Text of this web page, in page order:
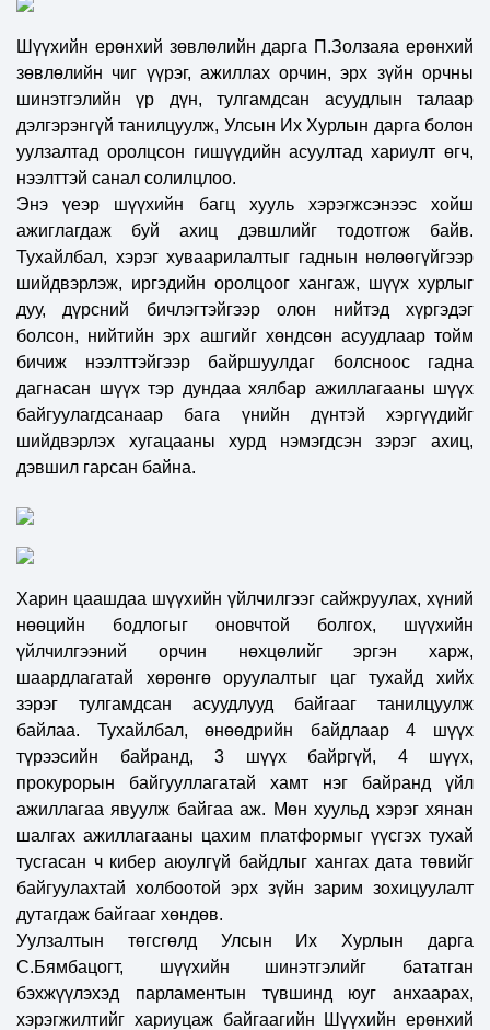
Шүүхийн ерөнхий зөвлөлийн дарга П.Золзаяа ерөнхий
зөвлөлийн чиг үүрэг, ажиллах орчин, эрх зүйн орчны
шинэтгэлийн үр дүн, тулгамдсан асуудлын талаар
дэлгэрэнгүй танилцуулж, Улсын Их Хурлын дарга болон
уулзалтад оролцсон гишүүдийн асуултад хариулт өгч,
нээлттэй санал солилцлоо.
Энэ үеэр шүүхийн багц хууль хэрэгжсэнээс хойш
ажиглагдаж буй ахиц дэвшлийг тодотгож байв.
Тухайлбал, хэрэг хуваарилалтыг гаднын нөлөөгүйгээр
шийдвэрлэж, иргэдийн оролцоог хангаж, шүүх хурлыг
дуу, дүрсний бичлэгтэйгээр олон нийтэд хүргэдэг
болсон, нийтийн эрх ашгийг хөндсөн асуудлаар тойм
бичиж нээлттэйгээр байршуулдаг болсноос гадна
дагнасан шүүх тэр дундаа хялбар ажиллагааны шүүх
байгуулагдсанаар бага үнийн дүнтэй хэргүүдийг
шийдвэрлэх хугацааны хурд нэмэгдсэн зэрэг ахиц,
дэвшил гарсан байна.
Харин цаашдаа шүүхийн үйлчилгээг сайжруулах, хүний
нөөцийн бодлогыг оновчтой болгох, шүүхийн
үйлчилгээний орчин нөхцөлийг эргэн харж,
шаардлагатай хөрөнгө оруулалтыг цаг тухайд хийх
зэрэг тулгамдсан асуудлууд байгааг танилцуулж
байлаа. Тухайлбал, өнөөдрийн байдлаар4 шүүх
түрээсийн байранд, 3 шүүх байргүй, 4шүүх,
прокурорын байгууллагатай хамт нэг байранд үйл
ажиллагаа явуулж байгаа аж. Мөн хуульд хэрэг хянан
шалгах ажиллагааны цахим платформыг үүсгэх тухай
тусгасан ч кибер аюулгүй байдлыг хангах дата төвийг
байгуулахтай холбоотой эрх зүйн зарим зохицуулалт
дутагдаж байгааг хөндөв.
Уулзалтын төгсгөлд Улсын Их Хурлын дарга
С.Бямбацогт, шүүхийн шинэтгэлийг бататган
бэхжүүлэхэд парламентын түвшинд юуг анхаарах,
хэрэгжилтийг хариуцаж байгаагийн Шүүхийн ерөнхий